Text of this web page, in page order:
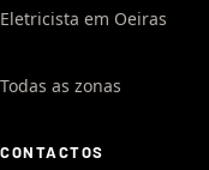
Eletricista em Oeiras
Todas as zonas
CONTACTOS